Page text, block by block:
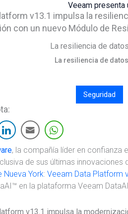
Veeam presenta
v13.1 impulsa la
con un nuevo Módulo de
La resiliencia de
Seguridad
, la compañía líder en confianza
de sus últimas innovaciones
Nueva York: Veeam Data Platform
en la plataforma Veeam
v13.1 impulsa la